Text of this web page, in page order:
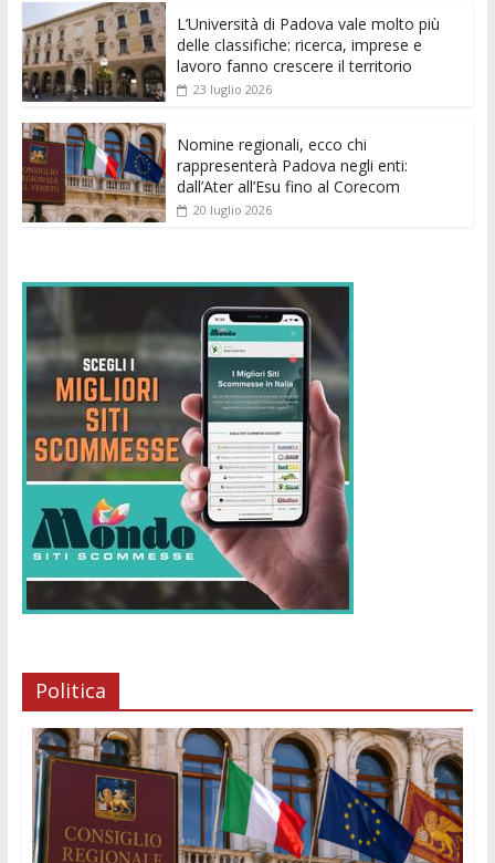
k p er
L’Università di Padova vale molto più
delle classifiche: ricerca, imprese e
lavoro fanno crescere il territorio
23 luglio 2026
Nomine regionali, ecco chi
rappresenterà Padova negli enti:
dall’Ater all’Esu fino al Corecom
20 luglio 2026
Politica